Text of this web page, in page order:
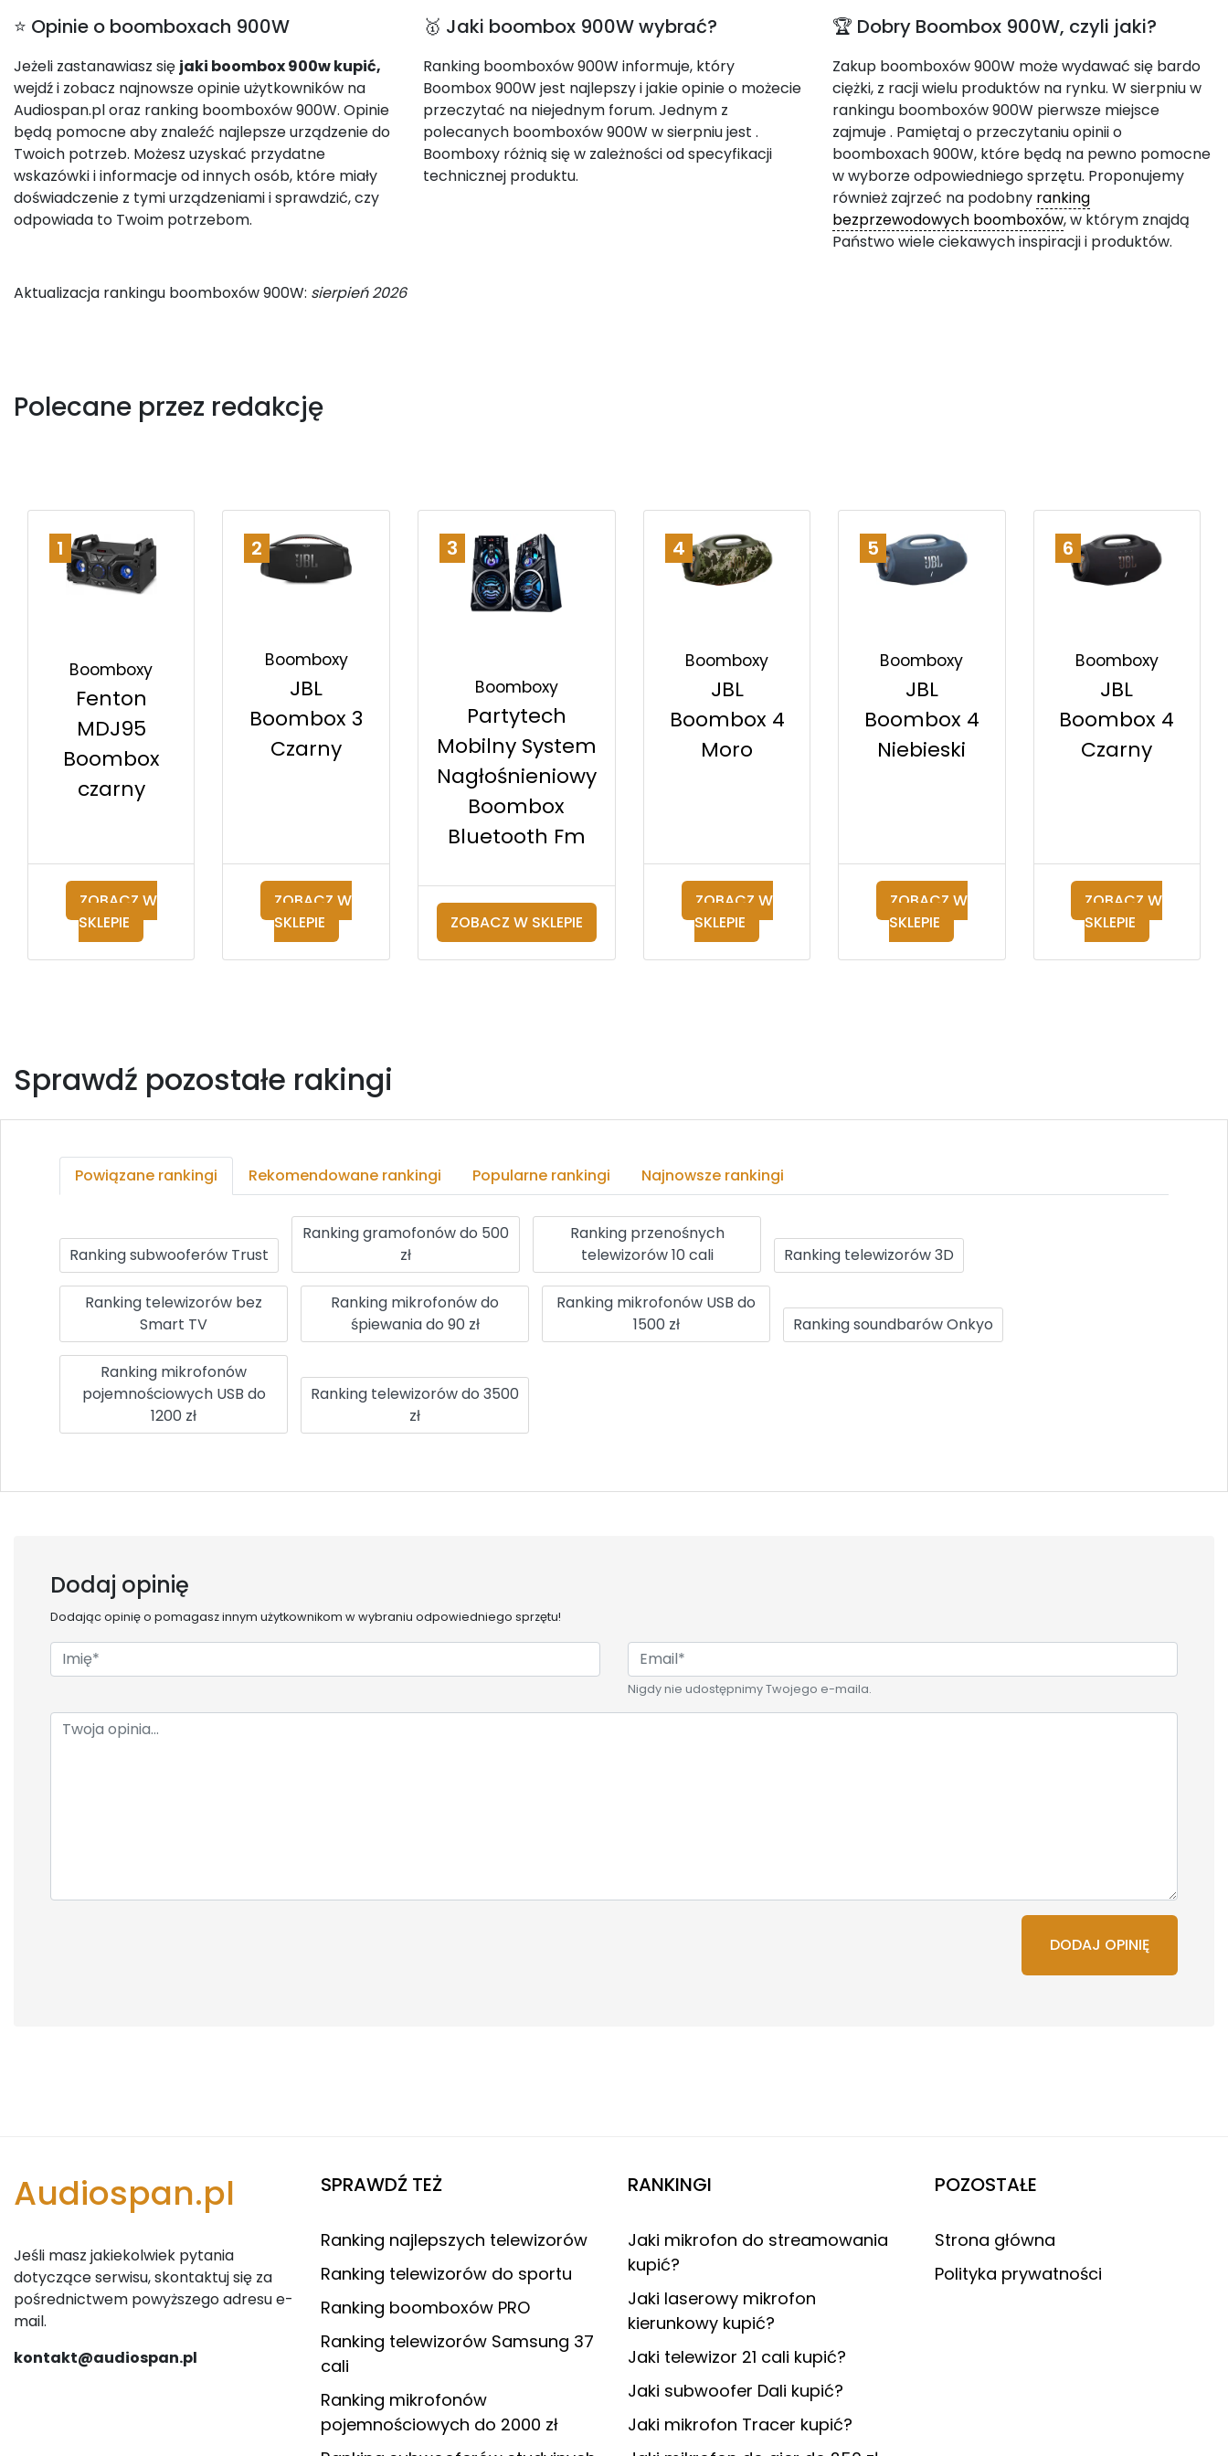
⭐ Opinie o boomboxach 900W
Jeżeli zastanawiasz się jaki boombox 900w kupić,
wejdź i zobacz najnowsze opinie użytkowników na
Audiospan.pl oraz ranking boomboxów 900W. Opinie
będą pomocne aby znaleźć najlepsze urządzenie do
Twoich potrzeb. Możesz uzyskać przydatne
wskazówki i informacje od innych osób, które miały
doświadczenie z tymi urządzeniami i sprawdzić, czy
odpowiada to Twoim potrzebom.
🥇 Jaki boombox 900W wybrać?
Ranking boomboxów 900W informuje, który
Boombox 900W jest najlepszy i jakie opinie o możecie
przeczytać na niejednym forum. Jednym z
polecanych boomboxów 900W w sierpniu jest .
Boomboxy różnią się w zależności od specyfikacji
technicznej produktu.
🏆 Dobry Boombox 900W, czyli jaki?
Zakup boomboxów 900W może wydawać się bardo
ciężki, z racji wielu produktów na rynku. W sierpniu w
rankingu boomboxów 900W pierwsze miejsce
zajmuje. Pamiętaj o przeczytaniu opinii o
boomboxach 900W, które będą na pewno pomocne
w wyborze odpowiedniego sprzętu. Proponujemy
również zajrzeć na podobny ranking
bezprzewodowych boomboxów, w którym znajdą
Państwo wiele ciekawych inspiracji i produktów.
Aktualizacja rankingu boomboxów 900W: sierpień 2026
Polecane przez redakcję
1
Boomboxy
Fenton
MDJ95
Boombox
czarny
ZOBACZ W
SKLEPIE
2
Boomboxy
JBL
Boombox 3
Czarny
ZOBACZ W
SKLEPIE
3
Boomboxy
Partytech
Mobilny System
Nagłośnieniowy
Boombox
Bluetooth Fm
ZOBACZ W SKLEPIE
4
Boomboxy
JBL
Boombox 4
Moro
ZOBACZ W
SKLEPIE
5
Boomboxy
JBL
Boombox 4
Niebieski
ZOBACZ W
SKLEPIE
6
Boomboxy
JBL
Boombox 4
Czarny
ZOBACZ W
SKLEPIE
Sprawdź pozostałe rakingi
Powiązane rankingi Rekomendowane rankingi Popularne rankingi Najnowsze rankingi
Ranking subwooferów Trust
Ranking gramofonów do 500
zł
Ranking przenośnych
telewizorów 10 cali
Ranking telewizorów 3D
Ranking telewizorów bez
Smart TV
Ranking mikrofonów do
śpiewania do 90 zł
Ranking mikrofonów USB do
1500 zł
Ranking soundbarów Onkyo
Ranking mikrofonów
pojemnościowych USB do
1200 zł
Ranking telewizorów do 3500
zł
Dodaj opinię
Dodając opinię o pomagasz innym użytkownikom w wybraniu odpowiedniego sprzętu!
Nigdy nie udostępnimy Twojego e-maila.
DODAJ OPINIĘ
Audiospan.pl
Jeśli masz jakiekolwiek pytania
dotyczące serwisu, skontaktuj się za
pośrednictwem powyższego adresu e-
mail.
kontakt@audiospan.pl
SPRAWDŹ TEŻ
Ranking najlepszych telewizorów
Ranking telewizorów do sportu
Ranking boomboxów PRO
Ranking telewizorów Samsung 37
cali
Ranking mikrofonów
pojemnościowych do 2000 zł
RANKINGI
Jaki mikrofon do streamowania
kupić?
Jaki laserowy mikrofon
kierunkowy kupić?
Jaki telewizor 21 cali kupić?
Jaki subwoofer Dali kupić?
Jaki mikrofon Tracer kupić?
POZOSTAŁE
Strona główna
Polityka prywatności